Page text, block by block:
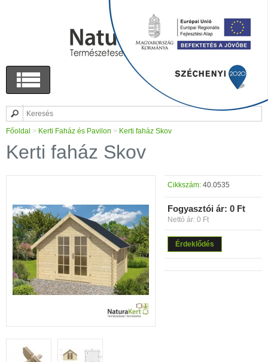
Főoldal > Kerti Faház és Pavilon > Kerti faház Skov
Kerti faház Skov
Cikkszám: 40.0535
Fogyasztói ár: 0 Ft
Nettó ár: 0 Ft
Érdeklődés